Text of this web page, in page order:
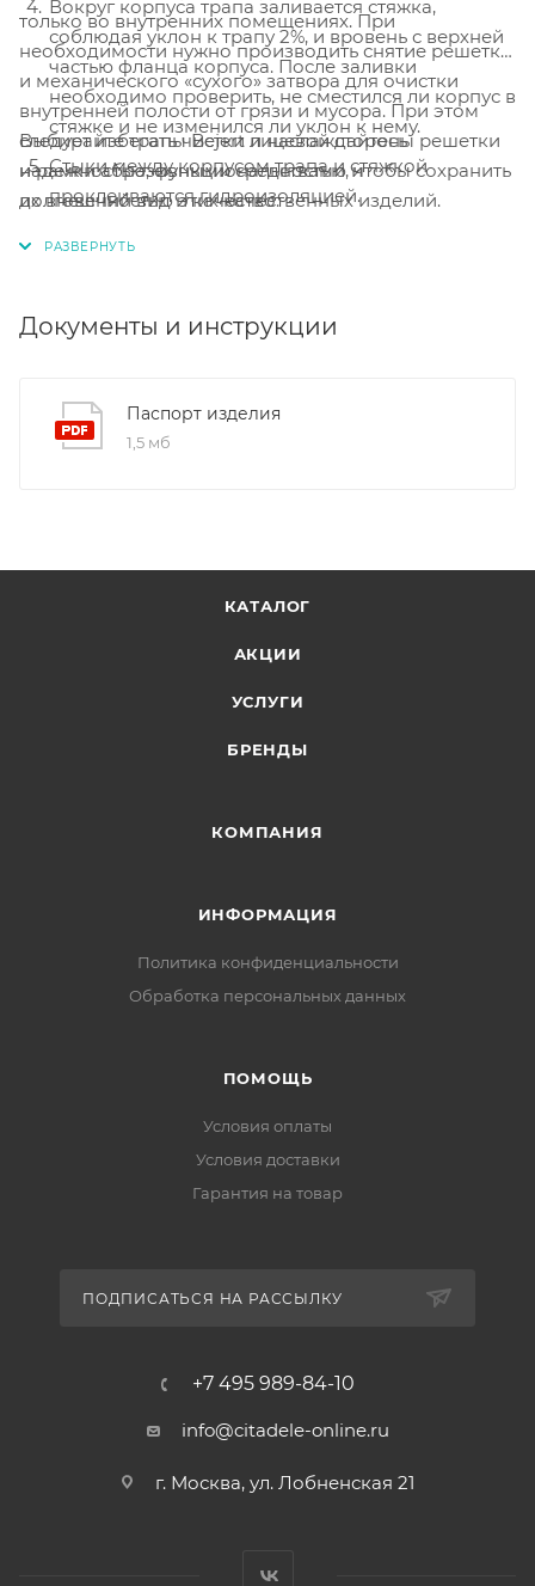
Вокруг корпуса трапа заливается стяжка,
соблюдая уклон к трапу 2%, и вровень с верхней
частью фланца корпуса. После заливки
необходимо проверить, не сместился ли корпус в
стяжке и не изменился ли уклон к нему.
Стыки между корпусом трапа и стяжкой
проклеиваются гидроизоляцией.
например, плиточный клей, и укладывается
После заливки корпуса трапа стяжкой, в корпус
трапа вставляется запахозапирающее
только во внутренних помещениях. При
необходимости нужно производить снятие решетки
и механического «сухого» затвора для очистки
внутренней полости от грязи и мусора. При этом
следует избегать чистки лицевой стороны решетки
и рамки абразивными средствами, чтобы сохранить
их внешний вид и качество.
Выбирайте трапы Bejert и наслаждайтесь
надежностью, функциональностью и
долговечностью этих качественных изделий.
Документы и инструкции
Паспорт изделия
1,5 мб
КАТАЛОГ
АКЦИИ
УСЛУГИ
БРЕНДЫ
КОМПАНИЯ
ИНФОРМАЦИЯ
Политика конфиденциальности
Обработка персональных данных
ПОМОЩЬ
Условия оплаты
Условия доставки
Гарантия на товар
ПОДПИСАТЬСЯ НА РАССЫЛКУ
+7 495 989-84-10
info@citadele-online.ru
г. Москва, ул. Лобненская 21